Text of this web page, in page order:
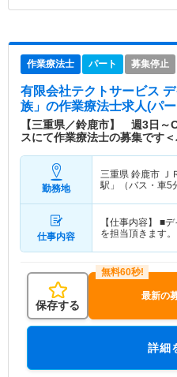
作業療法士 パート 募集停止
有限会社テクトサービス
族」 の作業療法士求人(パ
【三重県／鈴鹿市】 週3日
スにて作業療法士の募集です＜
勤務地
三重県 鈴鹿市 Ｊ
駅」（バス・車5
仕事内容
【仕事内容】 ■
を担当頂きます
保存する
最新の
詳細